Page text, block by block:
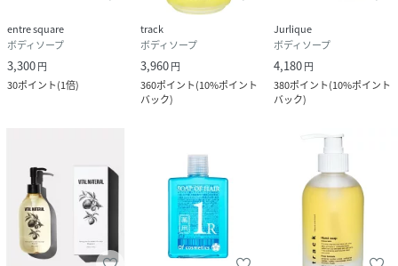
品番
HJ7251_4542667003957
4542667003957-ONE-ONE HJ7251)
広告文責
販売元：楽天グループ株式会社
携帯・公衆電話からのお問い合わせ
050-5577-7001（有料）
＜カスタマーセンター営業時間＞
営業時間：9時～18時
entre square
ボディソープ
3,300円
30ポイント(1倍)
track
ボディソープ
3,960円
360ポイント(10%ポイント
バック)
Jurlique
ボディソープ
4,180円
380ポイント(10%ポイント
バック)